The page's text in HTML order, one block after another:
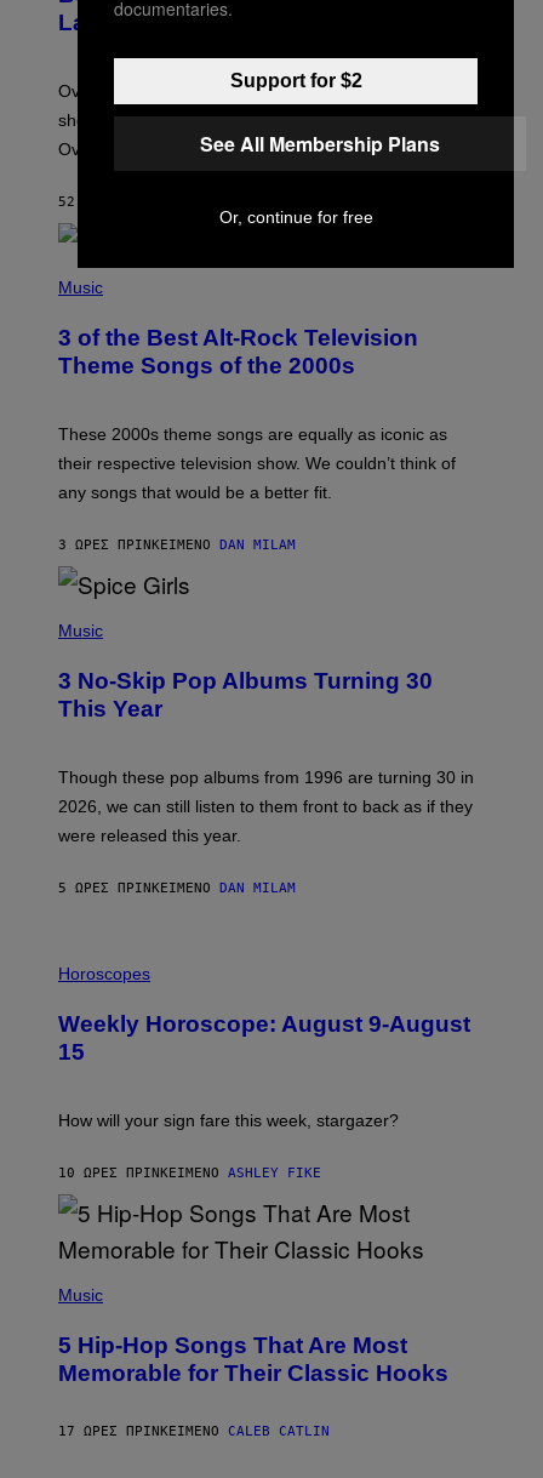
S
B
L
Z
R
D
Launched
Overwatch’s major rebrand has paid off, with the hero
shooter delivering its strongest financial quarter since
Overwatch 2 launched in 2022.
52 ΛΕΠΤΆ ΠΡΙΝ
H
O
B
Y
M
E
C
A
T
/
R
E
I
G
Music
3 of the Best Alt-Rock Television
Theme Songs of the 2000s
These 2000s theme songs are equally as iconic as
their respective television show. We couldn’t think of
any songs that would be a better fit.
3 ΏΡΕΣ ΠΡΙΝ ΚΕΊΜΕΝΟ DAN MILAM
H
O
B
Y
M
O
E
/
Y
A
G
E
Music
3 No-Skip Pop Albums Turning 30
This Year
Though these pop albums from 1996 are turning 30 in
2026, we can still listen to them front to back as if they
were released this year.
5 ΏΡΕΣ ΠΡΙΝ ΚΕΊΜΕΝΟ DAN MILAM
L
S
T
R
I
B
R
E
S
Horoscopes
Weekly Horoscope: August 9-August
15
How will your sign fare this week, stargazer?
10 ΏΡΕΣ ΠΡΙΝ ΚΕΊΜΕΝΟ ASHLEY FIKE
P
T
O
B
T
Music
5 Hip-Hop Songs That Are Most
Memorable for Their Classic Hooks
17 ΏΡΕΣ ΠΡΙΝ ΚΕΊΜΕΝΟ CALEB CATLIN
documentaries.
Support for $2
See All Membership Plans
Or, continue for free